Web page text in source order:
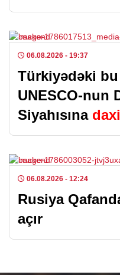
06.08.2026 - 19:37
Türkiyədəki
UNESCO-nun
Siyahısına
06.08.2026 - 12:24
Rusiya
açır